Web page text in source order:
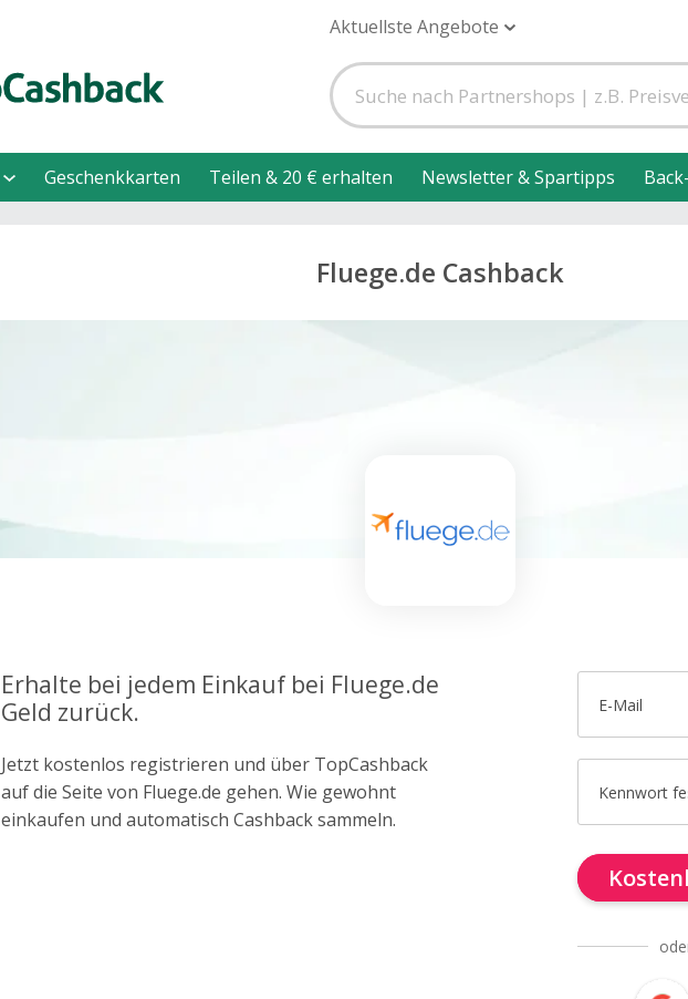
Aktuellste Angebote
Geschenkkarten Teilen & 20 € erhalten Newsletter & Spartipps
Fluege.de Cashback
Erhalte bei jedem Einkauf bei Fluege.de
Geld zurück.
Jetzt kostenlos registrieren und über TopCashback
auf die Seite von Fluege.de gehen. Wie gewohnt
einkaufen und automatisch Cashback sammeln.
E-Mail
Kennwort